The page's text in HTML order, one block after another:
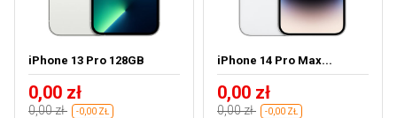
iPhone 13 Pro 128GB
0,00 zł
0,00 zł -0,00 ZŁ
iPhone 14 Pro Max...
0,00 zł
0,00 zł -0,00 ZŁ